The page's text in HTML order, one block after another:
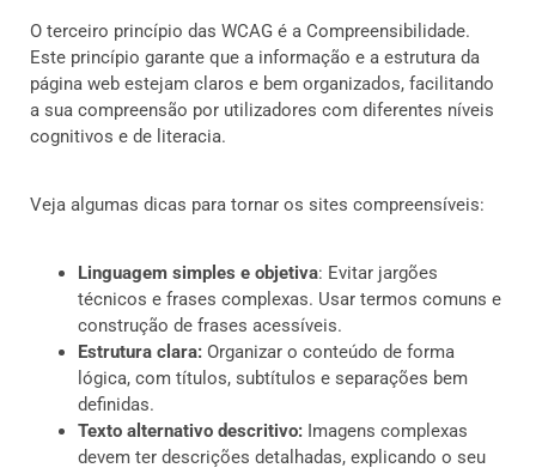
O terceiro princípio das WCAG é a Compreensibilidade.
Este princípio garante que a informação e a estrutura da
página web estejam claros e bem organizados, facilitando
a sua compreensão por utilizadores com diferentes níveis
cognitivos e de literacia.
Veja algumas dicas para tornar os sites compreensíveis:
Linguagem simples e objetiva: Evitar jargões
técnicos e frases complexas. Usar termos comuns e
construção de frases acessíveis.
Estrutura clara: Organizar o conteúdo de forma
lógica, com títulos, subtítulos e separações bem
definidas.
Texto alternativo descritivo: Imagens complexas
devem ter descrições detalhadas, explicando o seu